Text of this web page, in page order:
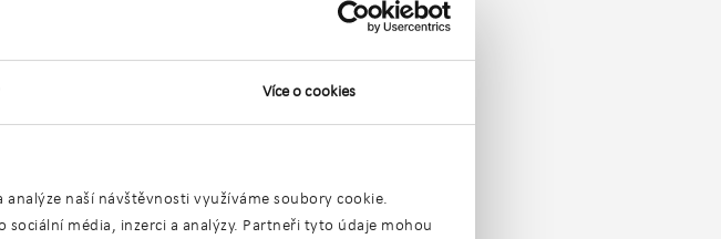
Více o cookies
naší návštěvnosti využíváme soubory cookie.
média, inzerci a analýzy. Partneři tyto údaje mohou